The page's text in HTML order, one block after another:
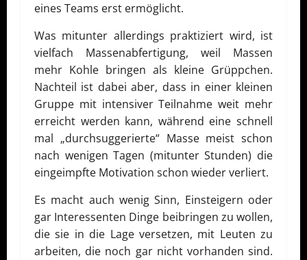
eines Teams erst ermöglicht.
Was mitunter allerdings praktiziert wird, ist
vielfach Massenabfertigung, weil Massen
mehr Kohle bringen als kleine Grüppchen.
Nachteil ist dabei aber, dass in einer kleinen
Gruppe mit intensiver Teilnahme weit mehr
erreicht werden kann, während eine schnell
mal „durchsuggerierte“ Masse meist schon
nach wenigen Tagen (mitunter Stunden) die
eingeimpfte Motivation schon wieder verliert.
Es macht auch wenig Sinn, Einsteigern oder
gar Interessenten Dinge beibringen zu wollen,
die sie in die Lage versetzen, mit Leuten zu
arbeiten, die noch gar nicht vorhanden sind.